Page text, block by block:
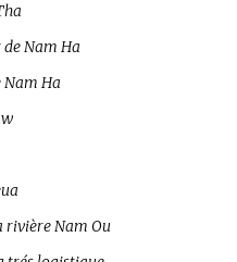
Nam Ha
Ha
rivière Nam Ou